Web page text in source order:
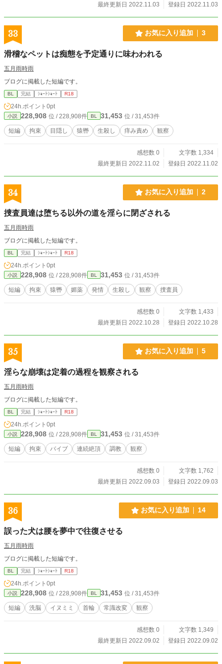
最終更新日 2022.11.03 登録日 2022.11.03
33 お気に入り追加 3
滑稽なペットは痴態を予定通りに味わわれる
五月雨時雨
ブログに掲載した短編です。
BL 完結 ｼｮｰﾄｼｮｰﾄ R18
24h.ポイント 0pt
小説 228,908 位 / 228,908件 BL 31,453 位 / 31,453件
短編 拘束 目隠し 猿轡 生殺し 痒み責め 観察
感想数 0
文字数 1,334
最終更新日 2022.11.02
登録日 2022.11.02
34 お気に入り追加 2
捜査員達は堕ちる以外の道を淫らに閉ざされる
五月雨時雨
ブログに掲載した短編です。
BL 完結 ｼｮｰﾄｼｮｰﾄ R18
24h.ポイント 0pt
小説 228,908 位 / 228,908件 BL 31,453 位 / 31,453件
短編 拘束 猿轡 媚薬 発情 生殺し 観察 捜査員
感想数 0
文字数 1,433
最終更新日 2022.10.28
登録日 2022.10.28
35 お気に入り追加 5
淫らな崩壊は定着の過程を観察される
五月雨時雨
ブログに掲載した短編です。
BL 完結 ｼｮｰﾄｼｮｰﾄ R18
24h.ポイント 0pt
小説 228,908 位 / 228,908件 BL 31,453 位 / 31,453件
短編 拘束 バイブ 連続絶頂 調教 観察
感想数 0
文字数 1,762
最終更新日 2022.09.03
登録日 2022.09.03
36 お気に入り追加 14
誤った犬は腰を夢中で往復させる
五月雨時雨
ブログに掲載した短編です。
BL 完結 ｼｮｰﾄｼｮｰﾄ R18
24h.ポイント 0pt
小説 228,908 位 / 228,908件 BL 31,453 位 / 31,453件
短編 洗脳 イヌミミ 首輪 常識改変 観察
感想数 0
文字数 1,349
最終更新日 2022.09.02
登録日 2022.09.02